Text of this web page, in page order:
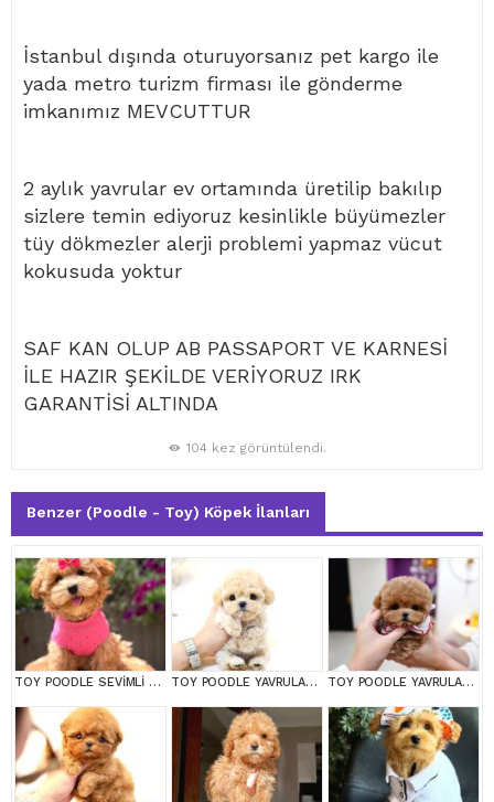
İstanbul dışında oturuyorsanız pet kargo ile
yada metro turizm firması ile gönderme
imkanımız MEVCUTTUR
2 aylık yavrular ev ortamında üretilip bakılıp
sizlere temin ediyoruz kesinlikle büyümezler
tüy dökmezler alerji problemi yapmaz vücut
kokusuda yoktur
SAF KAN OLUP AB PASSAPORT VE KARNESİ
İLE HAZIR ŞEKİLDE VERİYORUZ IRK
GARANTİSİ ALTINDA
104 kez görüntülendi.
Benzer (Poodle - Toy) Köpek İlanları
TOY POODLE SEVİMLİ YAVRULAR EV ÜRETİMİ TOY POODLE YAVRULARIM TOY POODLE YAVRULARIM